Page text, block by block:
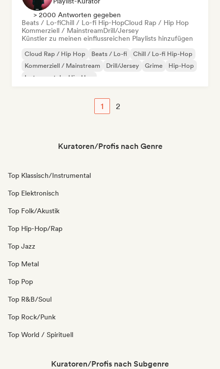
> 2000 Antworten gegeben
Beats / Lo-fiChill / Lo-fi Hip-HopCloud Rap / Hip Hop
Kommerziell / MainstreamDrill/Jersey
Künstler zu meinen einflussreichen Playlists hinzufügen
Cloud Rap / Hip Hop Beats / Lo-fi
Chill / Lo-fi Hip-Hop
Kommerziell / Mainstream
Drill/Jersey Grime
Hip-Hop
Instrumentaler Hip-Hop
1 2
Kuratoren/Profis nach Genre
Top Klassisch/Instrumental
Top Elektronisch
Top Folk/Akustik
Top Hip-Hop/Rap
Top Jazz
Top Metal
Top Pop
Top R&B/Soul
Top Rock/Punk
Top World / Spirituell
Kuratoren/Profis nach Subgenre